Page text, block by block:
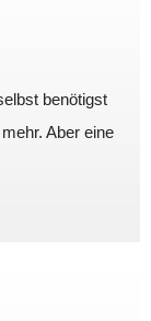
benötigst
Aber eine